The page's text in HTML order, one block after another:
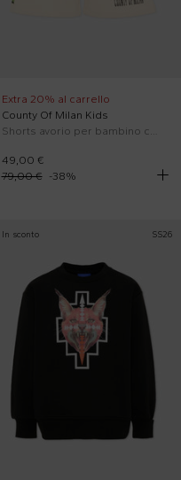
Extra 20% al carrello
County Of Milan Kids
49,00 €
79,00 €
-38%
In sconto SS26